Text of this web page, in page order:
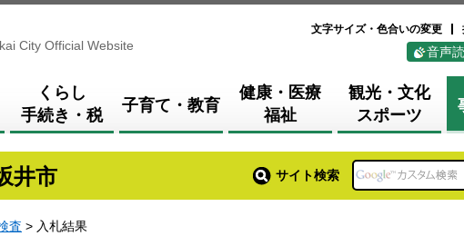
City Official Website
文字サイズ・色合いの変更
音声
くらし
手続き・税
子育て・教育
健康・医療
福祉
観光・文化
スポーツ
井市 サイト検索
査 > 入札結果